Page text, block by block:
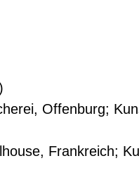
Offenburg;
Frankreich;